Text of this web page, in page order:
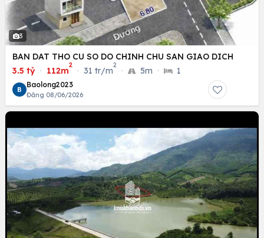
3
BAN DAT THO CU SO DO CHINH CHU SAN GIAO DICH
3.5 tỷ · 112m
2
· 31 tr/m
2
· 5m · 1
B
Baolong2023
Đăng 08/06/2026